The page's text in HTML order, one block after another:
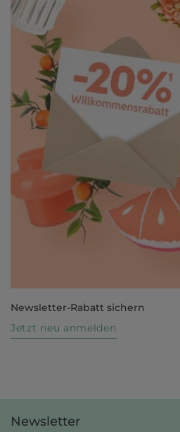
Newsletter-Rabatt sichern
Jetzt neu anmelden
Newsletter